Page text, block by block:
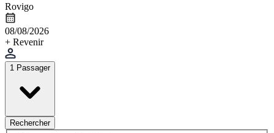
Rovigo
08/08/2026
+ Revenir
1 Passager
Rechercher